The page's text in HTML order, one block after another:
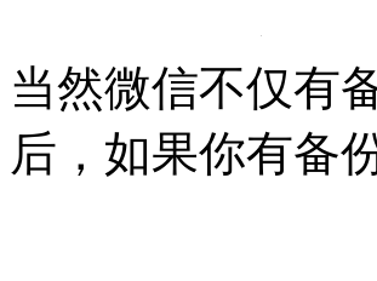
当然微信不仅有
后，如果你有备